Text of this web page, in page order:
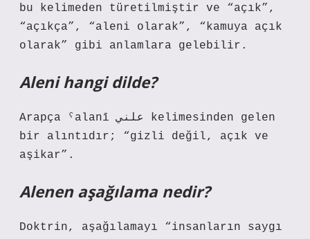
bu kelimeden türetilmiştir ve “açık”,
“açıkça”, “aleni olarak”, “kamuya açık
olarak” gibi anlamlara gelebilir.
Aleni hangi dilde?
Arapça ˁalanī علني kelimesinden gelen
bir alıntıdır; “gizli değil, açık ve
aşikar”.
Alenen aşağılama nedir?
Doktrin, aşağılamayı “insanların saygı